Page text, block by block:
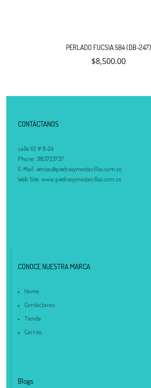
PERLADO FUCSIA 584 (DB-247)
$8,500.00
CONTÁCTANOS
calle 10 # 8-24
Phone: 3183723737
E-Mail: ventas@piedrasymostacillas.com.co
Web Site: www.piedrasymostacillas.com.co
CONOCE NUESTRA MARCA
Home
Contáctanos
Tienda
Carrito
Blogs